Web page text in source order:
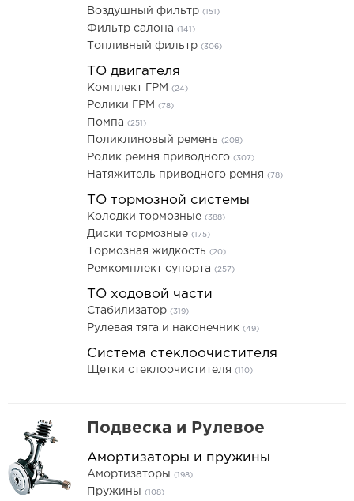
Воздушный фильтр (151)
Фильтр салона (141)
Топливный фильтр (306)
ТО двигателя
Комплект ГРМ (24)
Ролики ГРМ (78)
Помпа (251)
Поликлиновый ремень (208)
Ролик ремня приводного (307)
Натяжитель приводного ремня (78)
ТО тормозной системы
Колодки тормозные (388)
Диски тормозные (175)
Тормозная жидкость (20)
Ремкомплект супорта (257)
ТО ходовой части
Стабилизатор (319)
Рулевая тяга и наконечник (49)
Система стеклоочистителя
Щетки стеклоочистителя (110)
Подвеска и Рулевое
Амортизаторы и пружины
Амортизаторы (198)
Пружины (108)